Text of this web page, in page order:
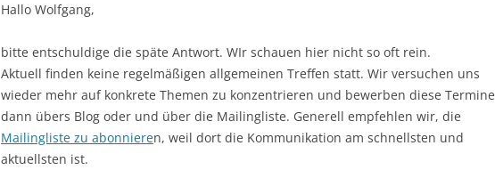
Hallo Wolfgang,
bitte entschuldige die späte Antwort. WIr schauen hier nicht so oft rein.
Aktuell finden keine regelmäßigen allgemeinen Treffen statt. Wir versuchen uns
wieder mehr auf konkrete Themen zu konzentrieren und bewerben diese Termine
dann übers Blog oder und über die Mailingliste. Generell empfehlen wir, die
Mailingliste zu abonnieren, weil dort die Kommunikation am schnellsten und
aktuellsten ist.